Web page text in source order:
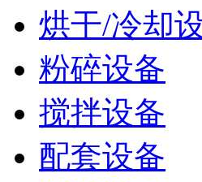
烘干/冷却
粉碎设备
搅拌设备
配套设备